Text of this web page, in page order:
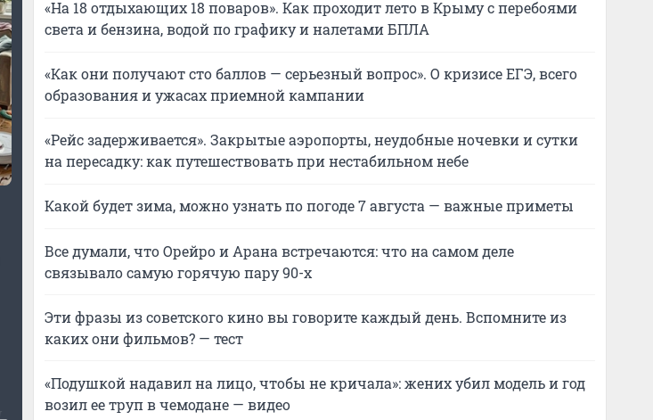
«На 18 отдыхающих 18 поваров». Как проходит лето в Крыму с перебоями
света и бензина, водой по графику и налетами БПЛА
«Как они получают сто баллов — серьезный вопрос». О кризисе ЕГЭ, всего
образования и ужасах приемной кампании
«Рейс задерживается». Закрытые аэропорты, неудобные ночевки и сутки
на пересадку: как путешествовать при нестабильном небе
Какой будет зима, можно узнать по погоде 7 августа — важные приметы
Все думали, что Орейро и Арана встречаются: что на самом деле
связывало самую горячую пару 90-х
Эти фразы из советского кино вы говорите каждый день. Вспомните из
каких они фильмов? — тест
«Подушкой надавил на лицо, чтобы не кричала»: жених убил модель и год
возил ее труп в чемодане — видео